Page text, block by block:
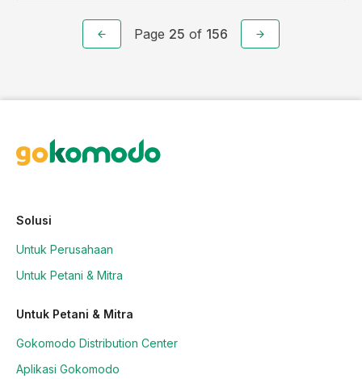
Page 25 of 156
Solusi
Untuk Perusahaan
Untuk Petani & Mitra
Untuk Petani & Mitra
Gokomodo Distribution Center
Aplikasi Gokomodo